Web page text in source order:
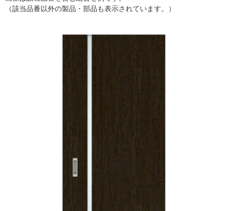
（該当品番以外の製品・部品も表示されています。）